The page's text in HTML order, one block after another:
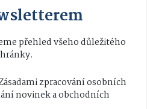
přehled všeho důležitého
zpracování osobních
novinek a obchodních